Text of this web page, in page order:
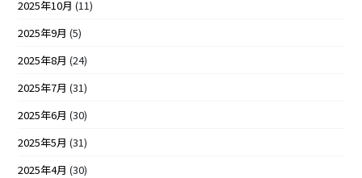
2025年10月 (11)
2025年9月 (5)
2025年8月 (24)
2025年7月 (31)
2025年6月 (30)
2025年5月 (31)
2025年4月 (30)